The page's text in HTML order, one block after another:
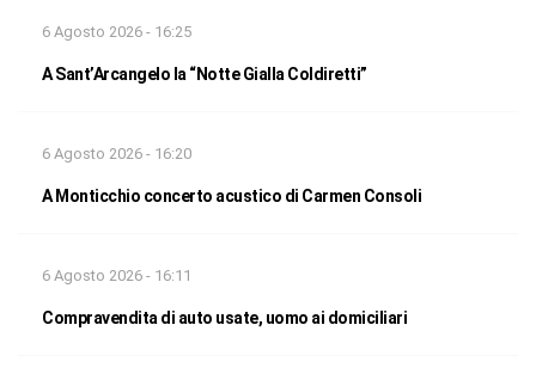
6 Agosto 2026 - 16:25
A Sant’Arcangelo la “Notte Gialla Coldiretti”
6 Agosto 2026 - 16:20
A Monticchio concerto acustico di Carmen Consoli
6 Agosto 2026 - 16:11
Compravendita di auto usate, uomo ai domiciliari